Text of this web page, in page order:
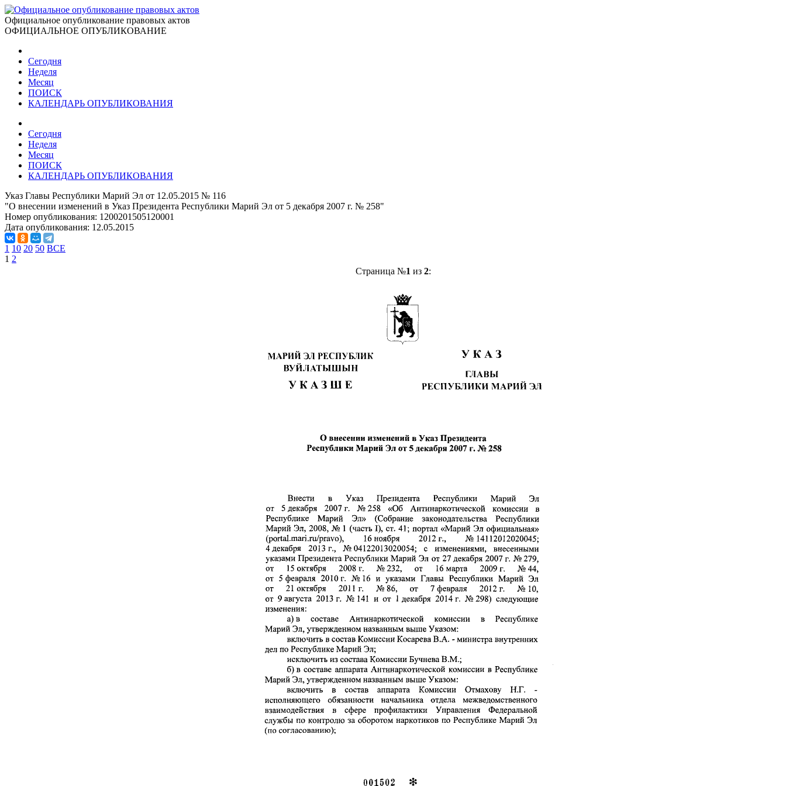
Официальное опубликование правовых актов
ОФИЦИАЛЬНОЕ ОПУБЛИКОВАНИЕ
Сегодня
Неделя
Месяц
ПОИСК
КАЛЕНДАРЬ ОПУБЛИКОВАНИЯ
Сегодня
Неделя
Месяц
ПОИСК
КАЛЕНДАРЬ ОПУБЛИКОВАНИЯ
Указ Главы Республики Марий Эл от 12.05.2015 № 116
"О внесении изменений в Указ Президента Республики Марий Эл от 5 декабря 2007 г. № 258"
Номер опубликования: 1200201505120001
Дата опубликования: 12.05.2015
1 10 20 50 ВСЕ
1 2
Страница №1 из 2: